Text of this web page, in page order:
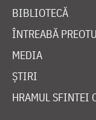
BIBLIOTECĂ
ÎNTREABĂ
MEDIA
ȘTIRI
HRAMUL SFINTEI